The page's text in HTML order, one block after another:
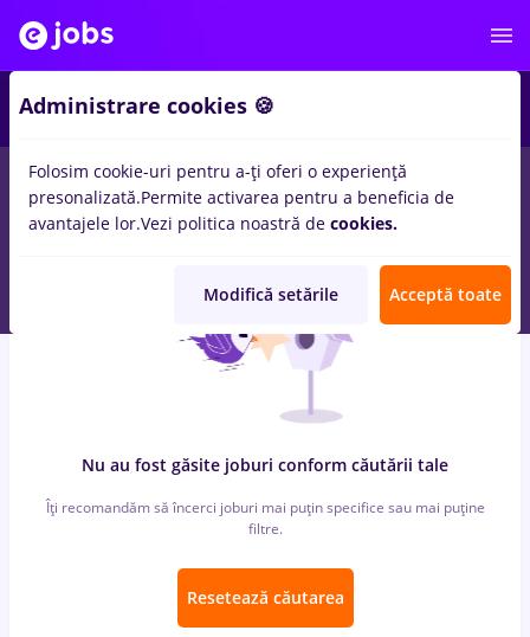
locuri de muncacu salarii after effectspentruFara
experientainConstructii / Instalatii
Nu au fost găsite joburi conform căutării tale
Îți recomandăm să încerci joburi mai puțin specifice sau mai puține
filtre.
Resetează căutarea
Administrare cookies 🍪
Folosim cookie-uri pentru a-ți oferi o experiență
presonalizată.Permite activarea pentru a beneficia de
avantajele lor.Vezi politica noastră de cookies.
Modifică setările Acceptă toate